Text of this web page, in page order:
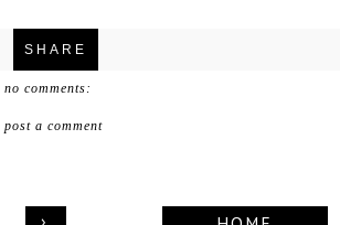
SHARE
no comments:
post a comment